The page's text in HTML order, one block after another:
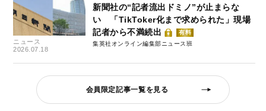
ニュース
2026.07.18
新聞社の“記者流出ドミノ”が止まらな
い 「TikToker化まで求められた」現場
記者から不満続出
有料
集英社オンライン編集部ニュース班
会員限定記事一覧を見る